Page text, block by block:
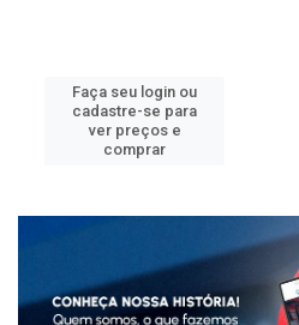
Faça seu login ou
cadastre-se para
ver preços e
comprar